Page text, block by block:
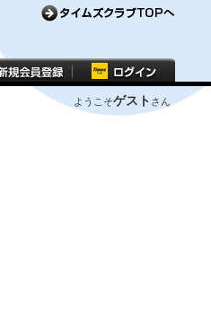
ようこそゲスト さん